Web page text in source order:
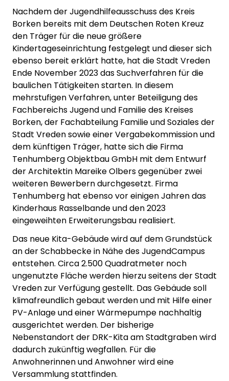
Nachdem der Jugendhilfeausschuss des Kreis
Borken bereits mit dem Deutschen Roten Kreuz
den Träger für die neue größere
Kindertageseinrichtung festgelegt und dieser sich
ebenso bereit erklärt hatte, hat die Stadt Vreden
Ende November 2023 das Suchverfahren für die
baulichen Tätigkeiten starten. In diesem
mehrstufigen Verfahren, unter Beteiligung des
Fachbereichs Jugend und Familie des Kreises
Borken, der Fachabteilung Familie und Soziales der
Stadt Vreden sowie einer Vergabekommission und
dem künftigen Träger, hatte sich die Firma
Tenhumberg Objektbau GmbH mit dem Entwurf
der Architektin Mareike Olbers gegenüber zwei
weiteren Bewerbern durchgesetzt. Firma
Tenhumberg hat ebenso vor einigen Jahren das
Kinderhaus Rasselbande und den 2023
eingeweihten Erweiterungsbau realisiert.
Das neue Kita-Gebäude wird auf dem Grundstück
an der Schabbecke in Nähe des JugendCampus
entstehen. Circa 2.500 Quadratmeter noch
ungenutzte Fläche werden hierzu seitens der Stadt
Vreden zur Verfügung gestellt. Das Gebäude soll
klimafreundlich gebaut werden und mit Hilfe einer
PV-Anlage und einer Wärmepumpe nachhaltig
ausgerichtet werden. Der bisherige
Nebenstandort der DRK-Kita am Stadtgraben wird
dadurch zukünftig wegfallen. Für die
Anwohnerinnen und Anwohner wird eine
Versammlung stattfinden.